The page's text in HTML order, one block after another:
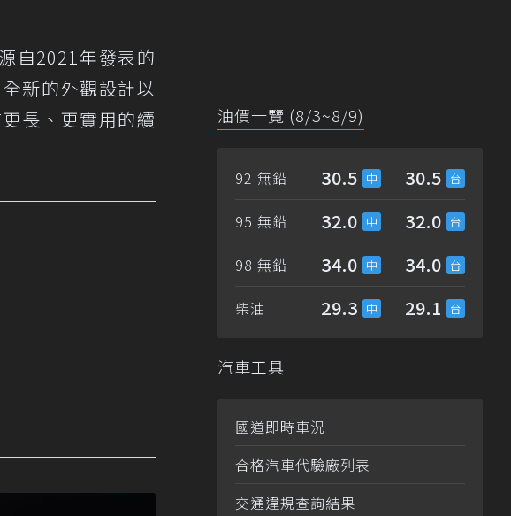
自2021年發表的
新的外觀設計以
長、更實用的續
油價一覽 (8/3~8/9)
92 無鉛 30.5 30.5
95 無鉛 32.0 32.0
98 無鉛 34.0 34.0
柴油 29.3 29.1
汽車工具
國道即時車況
合格汽車代驗廠列表
交通違規查詢結果